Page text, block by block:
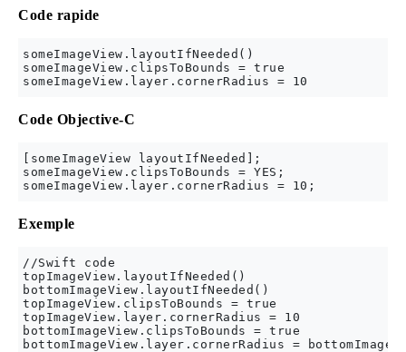
Code rapide
someImageView.layoutIfNeeded()
someImageView.clipsToBounds = true
Code Objective-C
[someImageView layoutIfNeeded];
someImageView.clipsToBounds = YES;
Exemple
//Swift code
topImageView.layoutIfNeeded()
bottomImageView.layoutIfNeeded()
topImageView.clipsToBounds = true
topImageView.layer.cornerRadius = 10
bottomImageView.clipsToBounds = true
bottomImageView.layer.cornerRadius =